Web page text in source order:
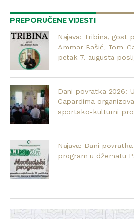
PREPORUČENE VIJESTI
Najava: Tribina, gost
Ammar Bašić, Tom-
petak 7. augusta
Dani povratka 2026:
Capardima
sportsko-kulturni
Najava: Dani
program u džematu